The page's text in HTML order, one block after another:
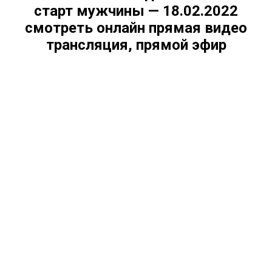
старт мужчины — 18.02.2022
смотреть онлайн прямая видео
трансляция, прямой эфир